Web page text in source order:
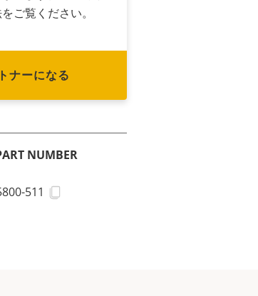
ご覧ください。
ナーになる
NUMBER
511